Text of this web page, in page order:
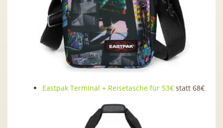
Eastpak Terminal + Reisetasche für 53€ statt 68€